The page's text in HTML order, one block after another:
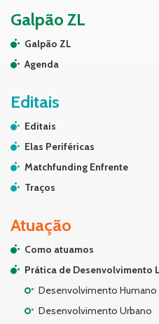
Galpão ZL
Galpão ZL
Agenda
Editais
Editais
Elas Periféricas
Matchfunding Enfrente
Traços
Atuação
Como atuamos
Prática de Desenvolvimento
Desenvolvimento Humano
Desenvolvimento Urbano